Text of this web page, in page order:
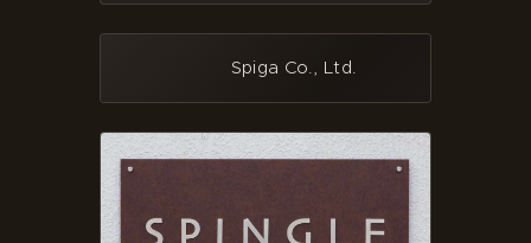
Spiga Co., Ltd.